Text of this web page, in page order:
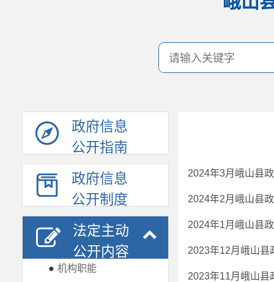
政府信息
公开指南
政府信息
公开制度
法定主动
公开内容
● 机构职能
2024年3月峨山县
2024年2月峨山县
2024年1月峨山县
2023年12月峨山县
2023年11月峨山县